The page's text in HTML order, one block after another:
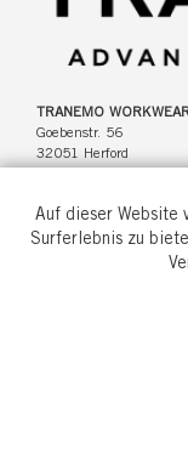
TRANEMO
Goebenstr. 56
32051 Herford
Auf dieser Website
Surferlebnis zu